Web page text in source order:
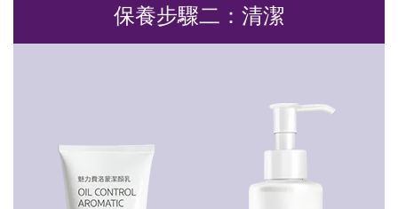
保養步驟二：清潔